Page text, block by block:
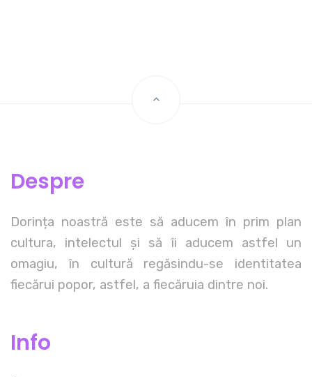
Despre
Dorința noastră este să aducem în prim plan
cultura, intelectul și să îi aducem astfel un
omagiu, în cultură regăsindu-se identitatea
fiecărui popor, astfel, a fiecăruia dintre noi.
Info